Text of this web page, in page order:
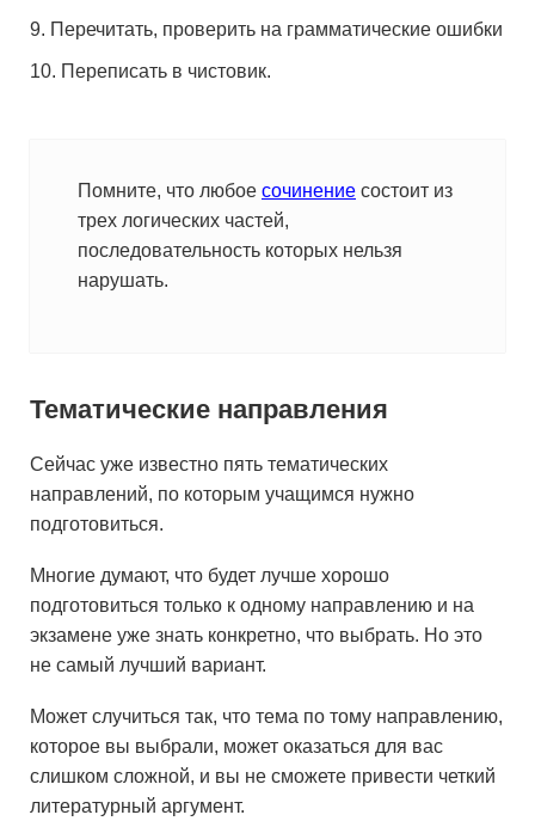
Перечитать, проверить на грамматические ошибки
Переписать в чистовик.
Помните, что любое сочинение состоит из
трех логических частей,
последовательность которых нельзя
нарушать.
Тематические направления
Сейчас уже известно пять тематических
направлений, по которым учащимся нужно
подготовиться.
Многие думают, что будет лучше хорошо
подготовиться только к одному направлению и на
экзамене уже знать конкретно, что выбрать. Но это
не самый лучший вариант.
Может случиться так, что тема по тому направлению,
которое вы выбрали, может оказаться для вас
слишком сложной, и вы не сможете привести четкий
литературный аргумент.